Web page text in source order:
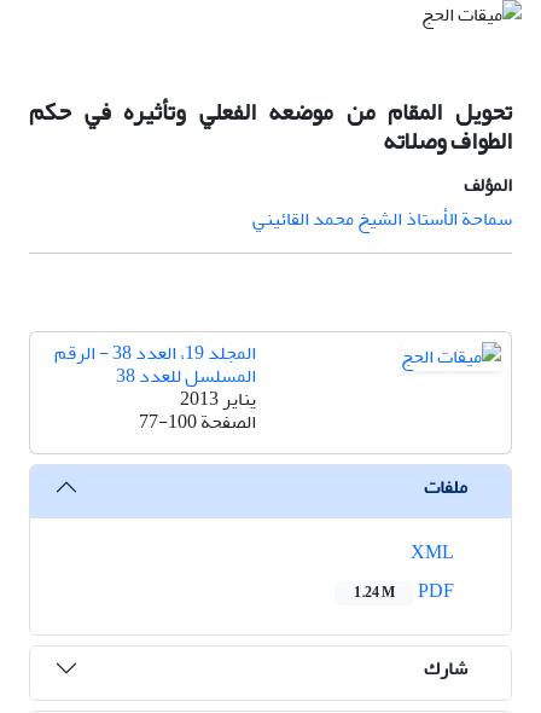
تحويل المقام من موضعه الفعلي وتأثيره في حکم
الطواف وصلاته
المؤلف
سماحة الأستاذ الشيخ محمد القائيني
المجلد 19، العدد 38 - الرقم
المسلسل للعدد 38
يناير 2013
الصفحة77-100
ملفات
1.24 M
شارك